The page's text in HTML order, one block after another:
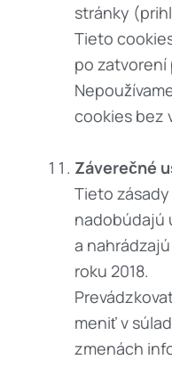
stránky
Tieto
po zatvorení
cookies bez
Záverečné
Tieto
nadobúdajú
a
roku 2018.
meniť v
zmenách